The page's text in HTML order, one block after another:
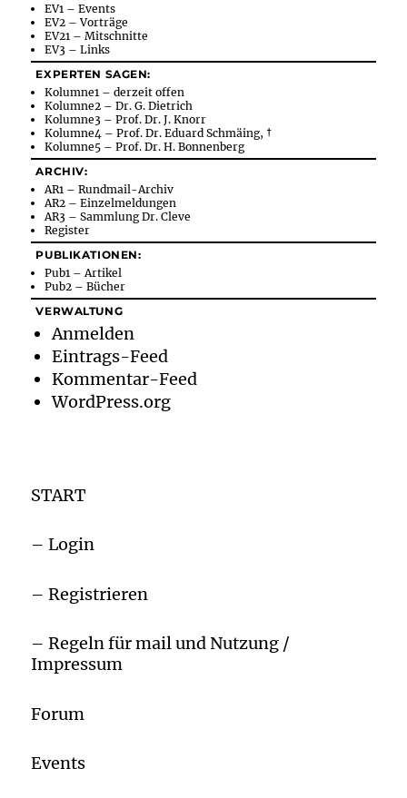
EV1 – Events
EV2 – Vorträge
EV21 – Mitschnitte
EV3 – Links
EXPERTEN SAGEN:
Kolumne1 – derzeit offen
Kolumne2 – Dr. G. Dietrich
Kolumne3 – Prof. Dr. J. Knorr
Kolumne4 – Prof. Dr. Eduard Schmäing, †
Kolumne5 – Prof. Dr. H. Bonnenberg
ARCHIV:
AR1 – Rundmail-Archiv
AR2 – Einzelmeldungen
AR3 – Sammlung Dr. Cleve
Register
PUBLIKATIONEN:
Pub1 – Artikel
Pub2 – Bücher
VERWALTUNG
Anmelden
Eintrags-Feed
Kommentar-Feed
WordPress.org
START
– Login
– Registrieren
– Regeln für mail und Nutzung /
Impressum
Forum
Events